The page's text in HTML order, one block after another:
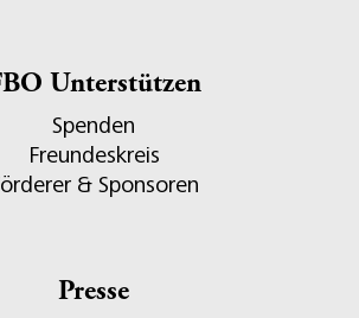
Unterstützen
Spenden
Freundeskreis
& Sponsoren
Presse